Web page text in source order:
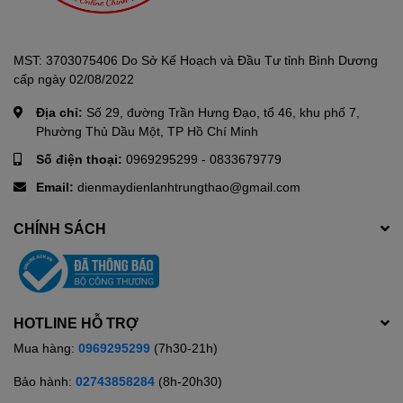
Hoạt động liên tục 24 giờ cho ra
MST: 3703075406 Do Sở Kế Hoạch và Đầu Tư tỉnh Bình Dương
cấp ngày 02/08/2022
Địa chỉ: Số 29, đường Trần Hưng Đạo, tổ 46, khu phố 7,
Phường Thủ Dầu Một, TP Hồ Chí Minh
Số điện thoại: 0969295299 - 0833679779
Email: dienmaydienlanhtrungthao@gmail.com
CHÍNH SÁCH
HOTLINE HỖ TRỢ
Mua hàng: 0969295299 (7h30-21h)
Bảo hành: 02743858284 (8h-20h30)